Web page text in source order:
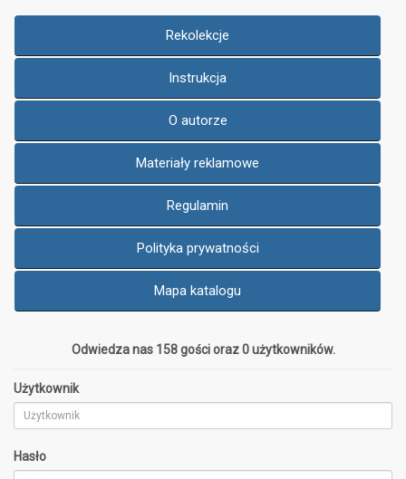
Rekolekcje
Instrukcja
O autorze
Materiały reklamowe
Regulamin
Polityka prywatności
Mapa katalogu
Odwiedza nas 158 gości oraz 0 użytkowników.
Użytkownik
Hasło